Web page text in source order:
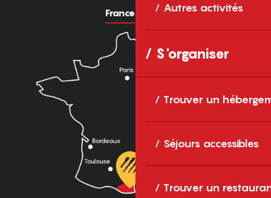
Autres activités
S'organiser
Trouver un
Séjours accessibles
Trouver un
France Europe